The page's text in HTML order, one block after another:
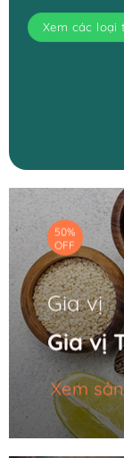
Xem các loại
50%
OFF
Gia vị
Gia vị
Xem